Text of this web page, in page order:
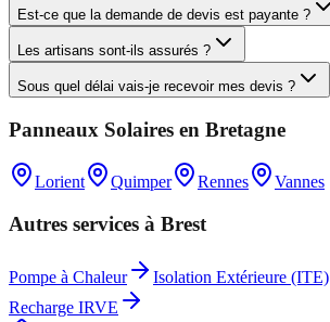
Est-ce que la demande de devis est payante ?
Les artisans sont-ils assurés ?
Sous quel délai vais-je recevoir mes devis ?
Panneaux Solaires en Bretagne
Lorient Quimper Rennes Vannes
Autres services à Brest
Pompe à Chaleur Isolation Extérieure (ITE)
Recharge IRVE